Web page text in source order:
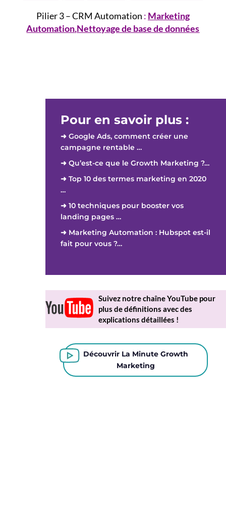
Pilier 3 – CRM Automation : Marketing
Automation,Nettoyage de base de données
Pour en savoir plus :
➜ Google Ads, comment créer une
campagne rentable …
➜ Qu’est-ce que le Growth Marketing ?…
➜ Top 10 des termes marketing en 2020
…
➜ 10 techniques pour booster vos
landing pages …
➜ Marketing Automation : Hubspot est-il
fait pour vous ?…
Suivez notre chaîne YouTube pour
plus de définitions avec des
explications détaillées !
Découvrir La Minute Growth
Marketing